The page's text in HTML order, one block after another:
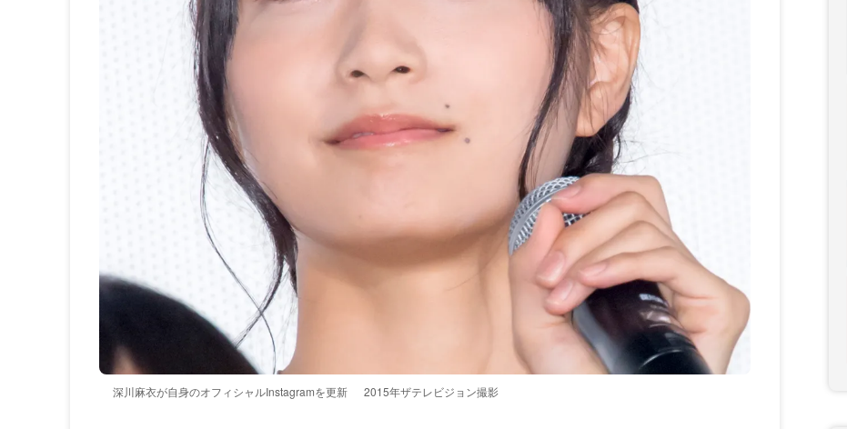
深川麻衣が自身のオフィシャルInstagramを更新 2015年ザテレビジョン撮影